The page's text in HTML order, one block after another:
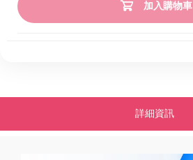
加入購物車
詳細資訊